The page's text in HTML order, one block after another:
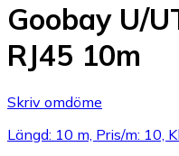
Goobay U/
RJ45 10m
Skriv omdöme
Längd: 10 m, Pris/m: 10,